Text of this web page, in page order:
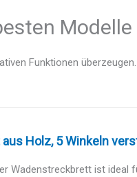
Funktionen
Holz, 5 Winkeln
Wadenstreckbrett ist ideal